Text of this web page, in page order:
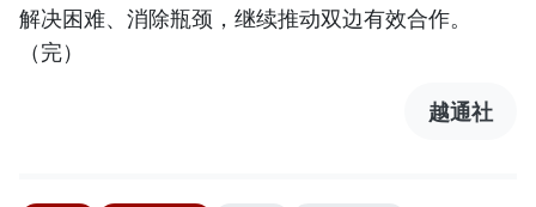
解决困难、消除瓶颈，继续推动双边有效合作。
（完）
越通社